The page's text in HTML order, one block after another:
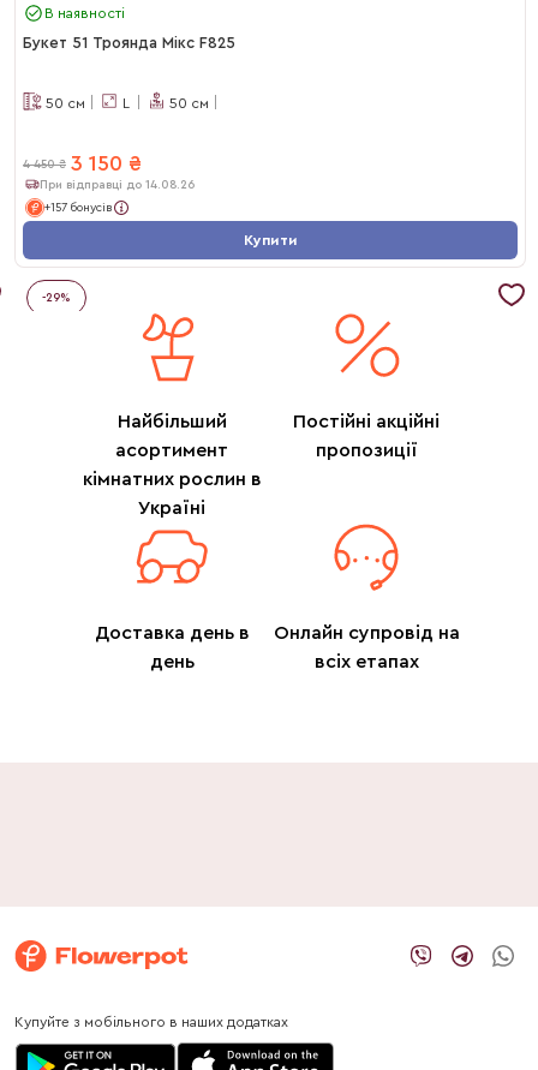
В наявності
Букет 51 Троянда Мікс F825
50 см L 50 см
4 450 ₴ 3 150 ₴
При відправці до 14.08.26
+157 бонусів
Купити
-29%
Найбільший
асортимент
кімнатних рослин в
Україні
Постійні акційні
пропозиції
Доставка день в
день
Онлайн супровід на
всіх етапах
Купуйте з мобільного в наших додатках